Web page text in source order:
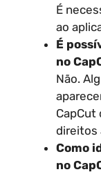
É
ao
É
no
Não.
CapCut
direitos
Como
no